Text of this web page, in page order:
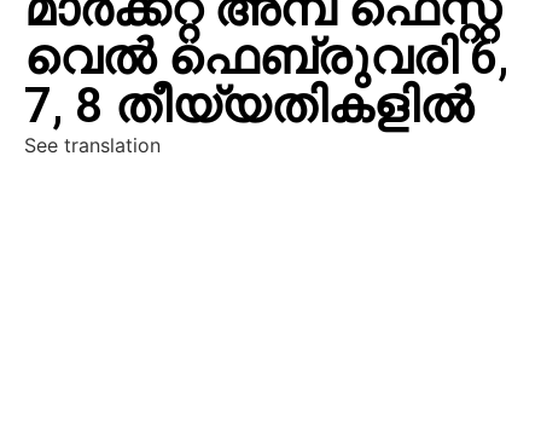
വെൽ ഫെബ്രുവരി 6,
7, 8 തീയ്യതികളിൽ
See translation